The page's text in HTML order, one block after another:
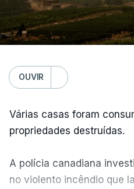
OUVIR
Várias casas foram
propriedades destruídas.
A polícia canadiana
no violento incêndio que